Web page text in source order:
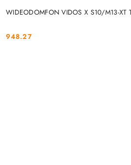
WIDEODOMFON VIDOS X S10/M13-XT
Cena:
948.27